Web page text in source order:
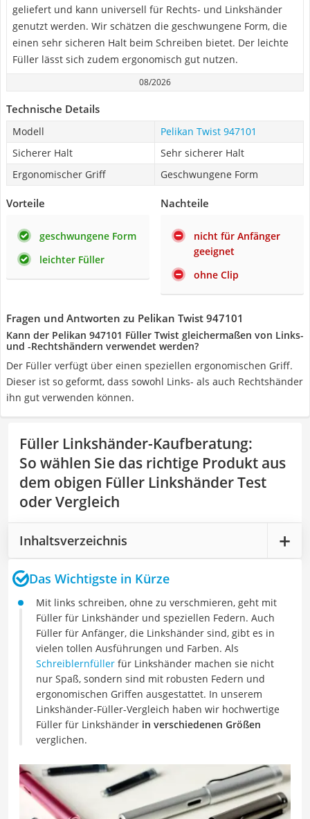
geliefert und kann universell für Rechts- und Linkshänder
genutzt werden. Wir schätzen die geschwungene Form, die
einen sehr sicheren Halt beim Schreiben bietet. Der leichte
Füller lässt sich zudem ergonomisch gut nutzen.
08/2026
Technische Details
Modell
Pelikan Twist 947101
Sicherer Halt
Sehr sicherer Halt
Ergonomischer Griff
Geschwungene Form
Vorteile
geschwungene Form
leichter Füller
Nachteile
nicht für Anfänger
geeignet
ohne Clip
Fragen und Antworten zu Pelikan Twist 947101
Kann der Pelikan 947101 Füller Twist gleichermaßen von Links-
und -Rechtshändern verwendet werden?
Der Füller verfügt über einen speziellen ergonomischen Griff.
Dieser ist so geformt, dass sowohl Links- als auch Rechtshänder
ihn gut verwenden können.
Füller Linkshänder-Kaufberatung:
So wählen Sie das richtige Produkt aus
dem obigen Füller Linkshänder Test
oder Vergleich
Inhaltsverzeichnis
Das Wichtigste in Kürze
Mit links schreiben, ohne zu verschmieren, geht mit
Füller für Linkshänder und speziellen Federn. Auch
Füller für Anfänger, die Linkshänder sind, gibt es in
vielen tollen Ausführungen und Farben. Als
Schreiblernfüller für Linkshänder machen sie nicht
nur Spaß, sondern sind mit robusten Federn und
ergonomischen Griffen ausgestattet. In unserem
Linkshänder-Füller-Vergleich haben wir hochwertige
Füller für Linkshänder in verschiedenen Größen
verglichen.